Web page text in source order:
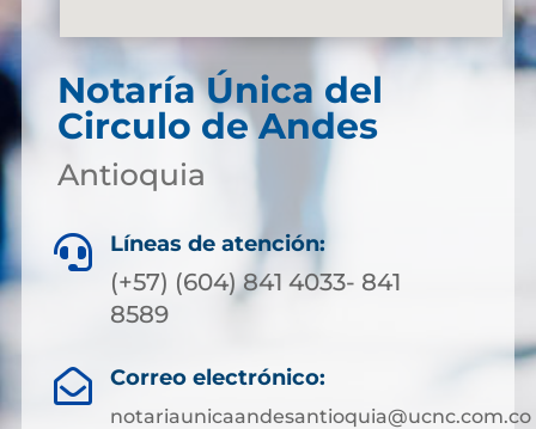
Notaría Única del
Circulo de Andes
Antioquia
 Líneas de atención:
(+57) (604) 841 4033- 841
8589
 Correo electrónico:
notariaunicaandesantioquia@ucnc.com.co